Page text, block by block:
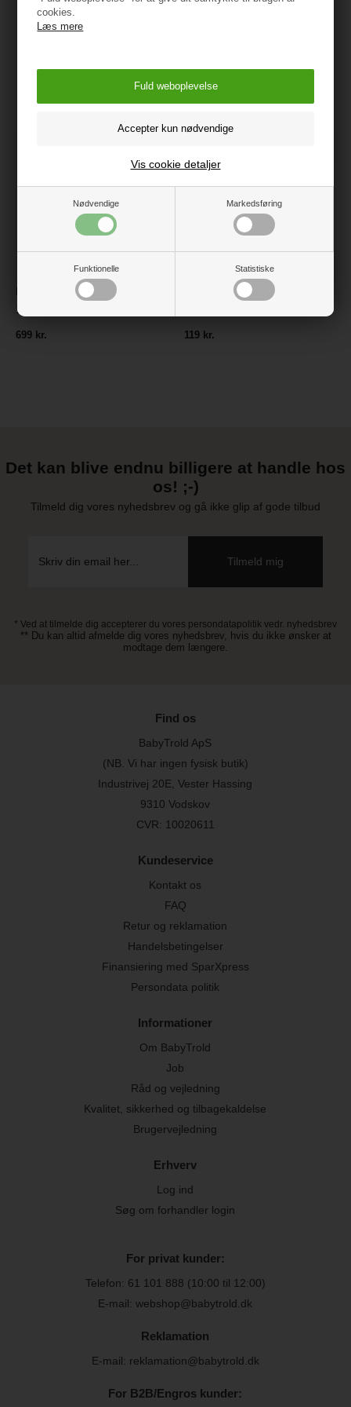
cookies.
Læs mere
Nødvendige Markedsføring
Funktionelle Statistiske
Vis cookie detaljer
Måske er du også interesseret i
følgende produkter
BabyTrold Madras Basic,
140x70x5 cm
699 kr.
BabyTrold Jerseylagen
119 kr.
Det kan blive endnu billigere at handle hos
os! ;-)
Tilmeld dig vores nyhedsbrev og gå ikke glip af gode tilbud
* Ved at tilmelde dig accepterer du vores persondatapolitik vedr. nyhedsbrev
** Du kan altid afmelde dig vores nyhedsbrev, hvis du ikke ønsker at
modtage dem længere.
Find os
BabyTrold ApS
(NB. Vi har ingen fysisk butik)
Industrivej 20E, Vester Hassing
9310 Vodskov
CVR: 10020611
Kundeservice
Kontakt os
FAQ
Retur og reklamation
Handelsbetingelser
Finansiering med SparXpress
Persondata politik
Informationer
Om BabyTrold
Job
Råd og vejledning
Kvalitet, sikkerhed og tilbagekaldelse
Brugervejledning
Erhverv
Log ind
Søg om forhandler login
For privat kunder:
Telefon: 61 101 888 (10:00 til 12:00)
E-mail: webshop@babytrold.dk
Reklamation
E-mail: reklamation@babytrold.dk
For B2B/Engros kunder: